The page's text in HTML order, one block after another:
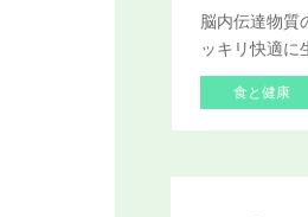
脳内伝達物質
ッキリ快適に
食と健康